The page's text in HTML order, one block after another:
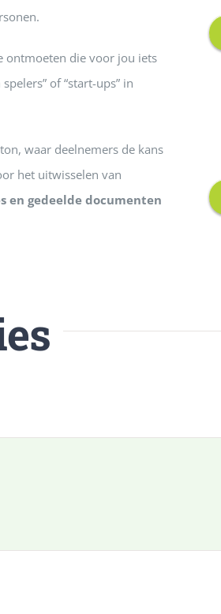
ontmoeten die voor jou iets
of “start-ups” in
waar deelnemers de kans
het uitwisselen van
en gedeelde documenten